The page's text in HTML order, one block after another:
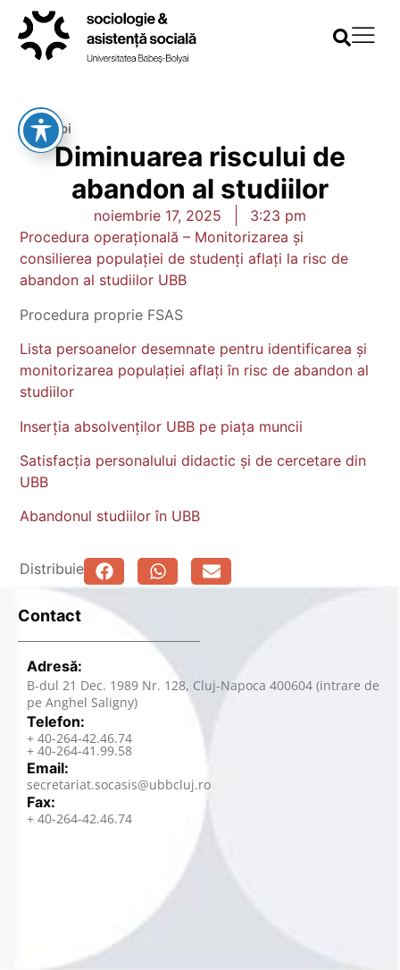
Înapoi
Diminuarea riscului de
abandon al studiilor
noiembrie 17, 2025
3:23 pm
Procedura operațională – Monitorizarea și
consilierea populației de studenți aflați la risc de
abandon al studiilor UBB
Procedura proprie FSAS
Lista persoanelor desemnate pentru identificarea și
monitorizarea populației aflați în risc de abandon al
studiilor
Inserția absolvenților UBB pe piața muncii
Satisfacția personalului didactic și de cercetare din
UBB
Abandonul studiilor în UBB
Distribuie
Contact
Adresă:
B-dul 21 Dec. 1989 Nr. 128, Cluj-Napoca 400604 (intrare de
pe Anghel Saligny)
Telefon:
+ 40-264-42.46.74
+ 40-264-41.99.58
Email:
secretariat.socasis@ubbcluj.ro
Fax:
+ 40-264-42.46.74